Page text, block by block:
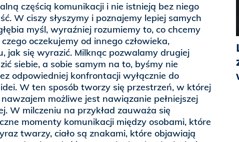
częścią komunikacji i nie istnieją bez niego
W ciszy słyszymy i poznajemy lepiej samych
myśl, wyraźniej rozumiemy to, co chcemy
oczekujemy od innego człowieka,
jak się wyrazić. Milknąc pozwalamy drugiej
siebie, a sobie samym na to, byśmy nie
odpowiedniej konfrontacji wyłącznie do
W ten sposób tworzy się przestrzeń, w której
możliwe jest nawiązanie pełniejszej
W milczeniu na przykład zauważa się
momenty komunikacji między osobami, które
twarzy, ciało są znakami, które objawiają